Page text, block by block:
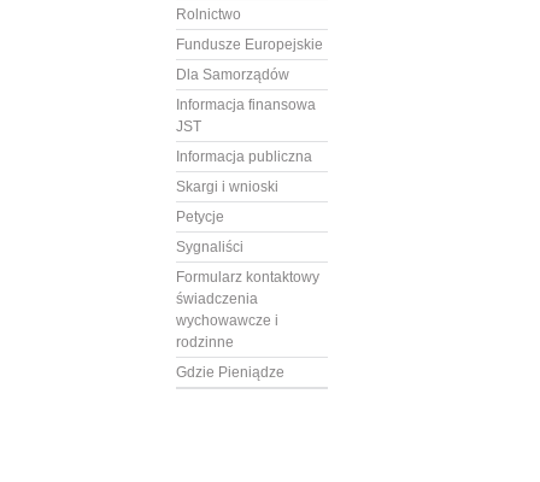
Rolnictwo
Fundusze Europejskie
Dla Samorządów
Informacja finansowa
JST
Informacja publiczna
Skargi i wnioski
Petycje
Sygnaliści
Formularz kontaktowy
świadczenia
wychowawcze i
rodzinne
Gdzie Pieniądze